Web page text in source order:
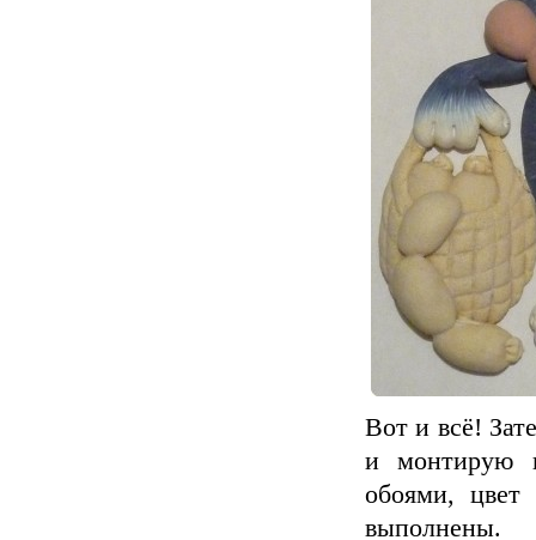
Вот и всё!
и монтирую
обоями, цвет
выполнены.